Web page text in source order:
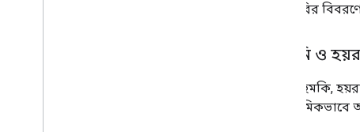
ডিরেক্টরির
হয়রানি ও
আমরা হুমকি,
যা